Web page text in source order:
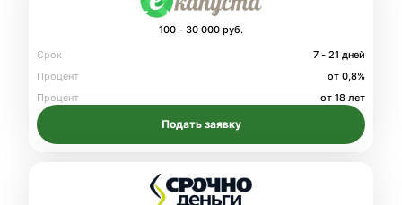
100 - 30 000 руб.
Срок
7 - 21 дней
Процент
от 0,8%
Процент
от 18 лет
Подать заявку